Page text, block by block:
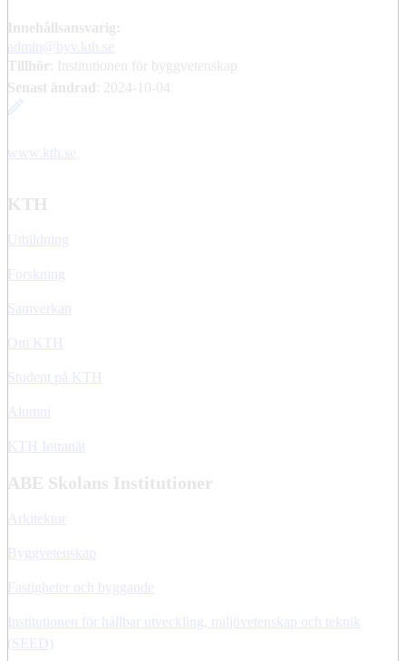
Innehållsansvarig:
admin@byv.kth.se
Tillhör
: Institutionen för byggvetenskap
Senast ändrad
2024-10-04
www.kth.se
KTH
Utbildning
Forskning
Samverkan
Om KTH
Student på KTH
Alumni
KTH Intranät
ABE Skolans Institutioner
Arkitektur
Byggvetenskap
Fastigheter och byggande
Institutionen för hållbar utveckling, miljövetenskap och teknik
(SEED)